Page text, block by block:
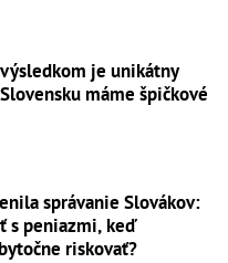
je unikátny
máme špičkové
správanie Slovákov:
s peniazmi, keď
riskovať?